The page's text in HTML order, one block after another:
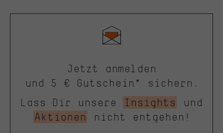
Jetzt anmelden
und 5 € Gutschein* sichern.
Lass Dir unsere
Insights
und
Aktionen
nicht entgehen!